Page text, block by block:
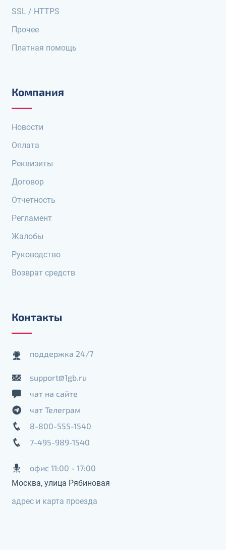
SSL / HTTPS
Прочее
Платная помощь
Компания
Новости
Оплата
Реквизиты
Договор
Отчетность
Регламент
Жалобы
Руководство
Возврат средств
Контакты
поддержка 24/7
support@1gb.ru
чат на сайте
чат Телеграм
8-800-555-1540
7-495-989-1540
офис 11:00 - 17:00
Москва, улица Рябиновая
адрес и карта проезда